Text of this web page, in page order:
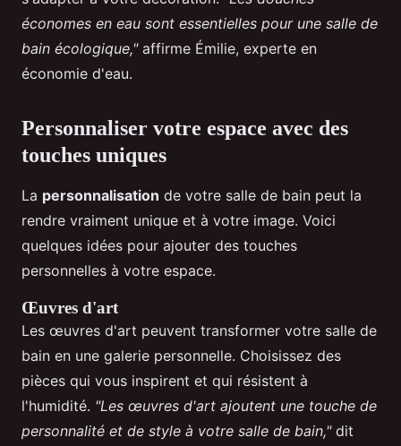
économes en eau sont essentielles pour une salle de
bain écologique,"affirme Émilie, experte en
économie d'eau.
Personnaliser votre espace avec des
touches uniques
La personnalisation de votre salle de bain peut la
rendre vraiment unique et à votre image. Voici
quelques idées pour ajouter des touches
personnelles à votre espace.
Œuvres d'art
Les œuvres d'art peuvent transformer votre salle de
bain en une galerie personnelle. Choisissez des
pièces qui vous inspirent et qui résistent à
l'humidité. "Les œuvres d'art ajoutent une touche de
personnalité et de style à votre salle de bain,"dit